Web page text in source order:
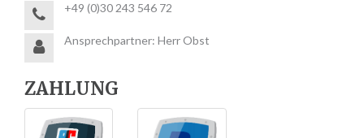
+49 (0)30 243 546 72
Ansprechpartner: Herr Obst
ZAHLUNG